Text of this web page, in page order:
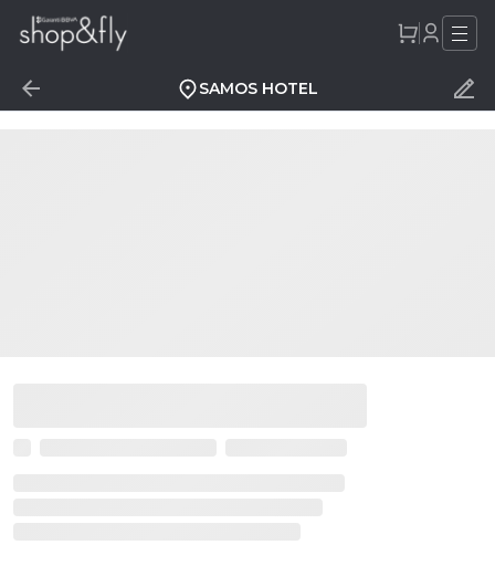
SAMOS HOTEL